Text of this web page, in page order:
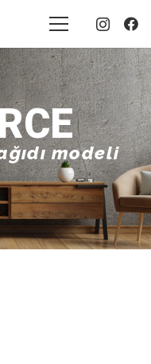
modeli